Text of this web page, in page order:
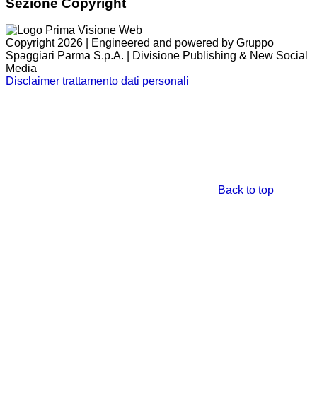
Sezione Copyright
Copyright 2026 | Engineered and powered by Gruppo
Spaggiari Parma S.p.A. | Divisione Publishing & New Social
Media
Disclaimer trattamento dati personali
Back to top